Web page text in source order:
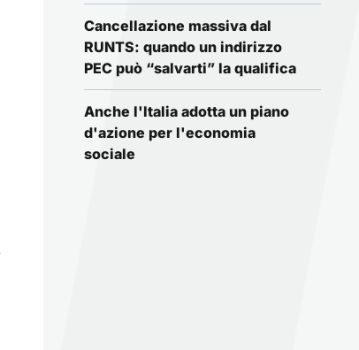
Cancellazione massiva dal
RUNTS: quando un indirizzo
PEC può “salvarti” la qualifica
Anche l'Italia adotta un piano
d'azione per l'economia
sociale